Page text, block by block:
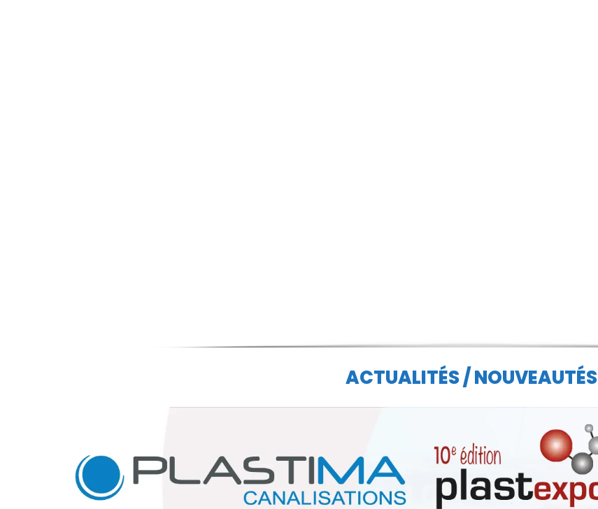
ACTUALITÉS / NOUVEAUTÉS